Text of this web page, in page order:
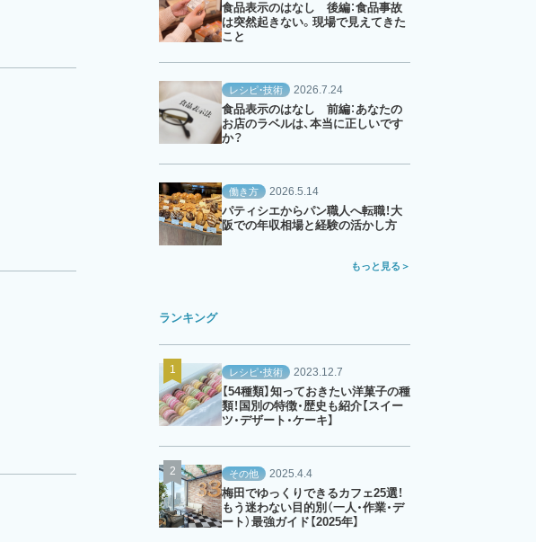
食品表示のはなし 後編：食品事故
は突然起きない。現場で見えてきた
こと
レシピ・技術 2026.7.24
食品表示のはなし 前編：あなたの
お店のラベルは、本当に正しいです
か？
働き方 2026.5.14
パティシエからパン職人へ転職！大
阪での年収相場と経験の活かし方
もっと見る
ランキング
レシピ・技術 2023.12.7
【54種類】知っておきたい洋菓子の種
類！国別の特徴・歴史も紹介【スイー
ツ・デザート・ケーキ】
その他 2025.4.4
梅田でゆっくりできるカフェ25選！
もう迷わない目的別（一人・作業・デ
ート）最強ガイド【2025年】